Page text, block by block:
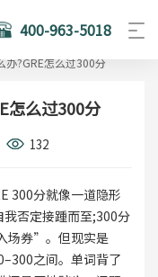
400-963-5018
办?GRE怎么过300分
怎么过300分
132
300分就像一道隐形
否定接踵而至;300分
场券”。但现实是
之间。单词背了